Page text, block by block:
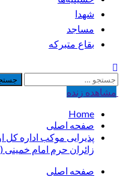
شهدا
مساجد
بقاع متبرکه
جستجو
برای:
مشاهده‌ زنده
Home
صفحه اصلی
پذیرایی موکب اداره کل
زائران حرم امام خمینی
صفحه اصلی